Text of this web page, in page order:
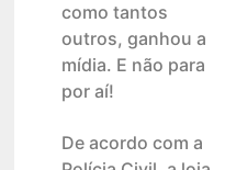
como tantos
outros, ganhou a
mídia. E não para
por aí!
De acordo com a